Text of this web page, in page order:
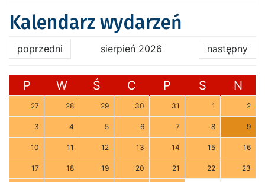
Kalendarz wydarzeń
poprzedni sierpień 2026 następny
P W Ś C P S N
27 28 29 30 31 1 2
3 4 5 6 7 8 9
10 11 12 13 14 15 16
17 18 19 20 21 22 23